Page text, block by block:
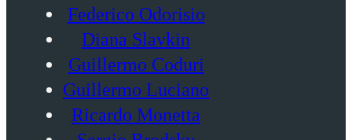
Federico Odorisio
Diana Slavkin
Guillermo Coduri
Guillermo Luciano
Ricardo Monetta